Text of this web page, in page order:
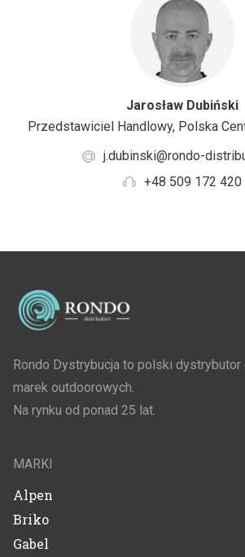
Jarosław Dubiński
Przedstawiciel Handlowy, Polska
j.dubinski@rondo-
+48 509 172 420
Rondo Dystrybucja to polski dystrybutor
marek outdoorowych.
Na rynku od ponad 25 lat.
MARKI
Alpen
Briko
Gabel